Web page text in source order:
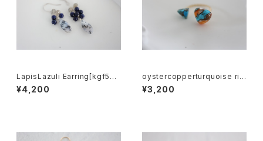
LapisLazuli Earring[kgf558
5]
¥4,200
oystercopperturquoise rin
g【5550】
¥3,200